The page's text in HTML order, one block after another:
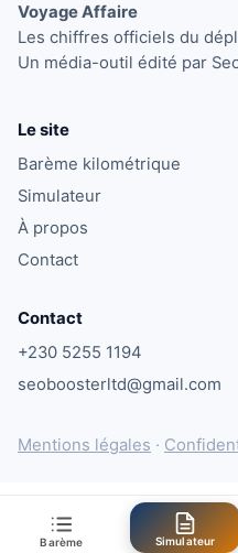
Voyage Affaire
Les chiffres officiels du
Un média-outil édité par
Le site
Barème kilométrique
Simulateur
À propos
Contact
Contact
+230 5255 1194
seoboosterltd@gmail.com
Mentions légales ·
Barème Simulateur